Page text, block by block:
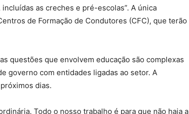
as creches e pré-escolas”. A única
de Formação de Condutores (CFC), que terão
questões que envolvem educação são complexas
governo com entidades ligadas ao setor. A
dias.
Todo o nosso trabalho é para que não haja a